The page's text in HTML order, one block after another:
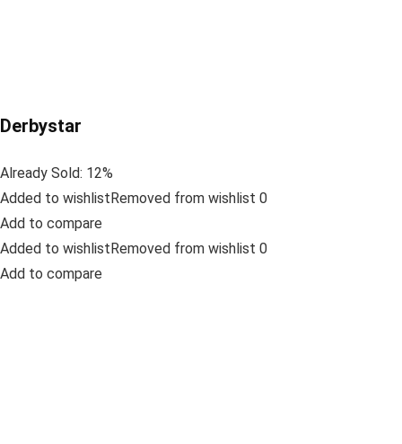
Derbystar
Already Sold: 12%
Added to wishlistRemoved from wishlist 0
Add to compare
Added to wishlistRemoved from wishlist 0
Add to compare